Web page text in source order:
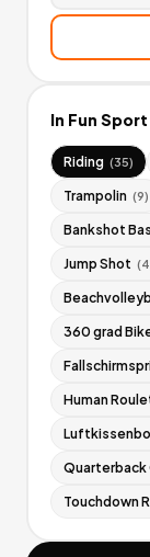
In Fun Sport
Riding (35)
Trampolin (9)
Bankshot
Jump Shot (4
360 grad
Human
Quarterback
Touchdown